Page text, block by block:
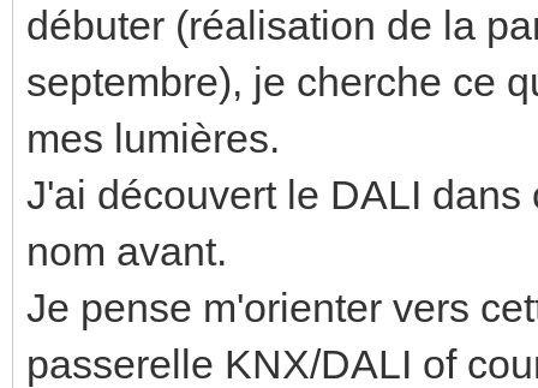
débuter (réalisation de la
septembre), je cherche ce
mes lumières.
J'ai découvert le DALI
nom avant.
Je pense m'orienter vers
passerelle KNX/DALI of